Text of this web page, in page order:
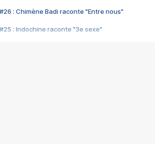
#26 : Chimène Badi raconte "Entre nous"
#25 : Indochine raconte "3e sexe"